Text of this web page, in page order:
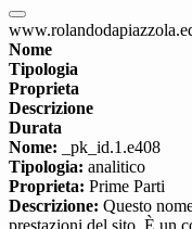
Nome
Tipologia
Proprieta
Descrizione
Durata
Nome: _pk_id.1.e408
Tipologia: analitico
Proprieta: Prime Parti
Descrizione: Questo